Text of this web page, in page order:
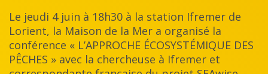
Le jeudi 4 juin à 18h30 à la station Ifremer de
Lorient, la Maison de la Mer a organisé la
conférence « L’APPROCHE ÉCOSYSTÉMIQUE DES
PÊCHES » avec la chercheuse à Ifremer et